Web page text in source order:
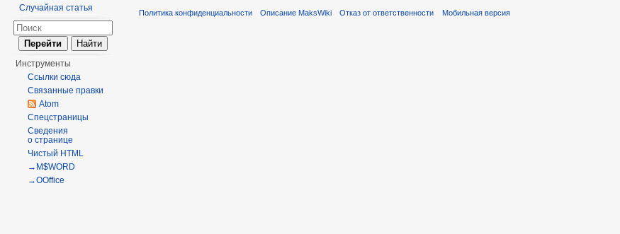
Случайная статья
Инструменты
Ссылки сюда
Связанные правки
Atom
Спецстраницы
Сведения
о странице
Чистый HTML
→M$WORD
→OOffice
Политика конфиденциальности Описание MaksWiki Отказ от ответственности Мобильная версия